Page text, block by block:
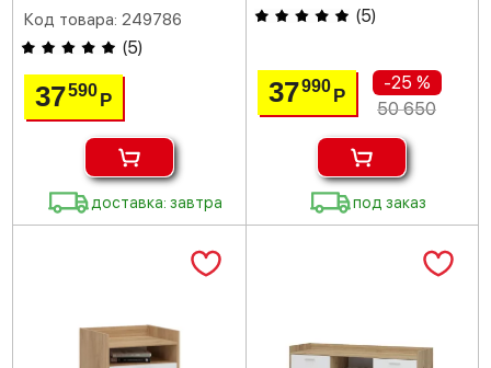
Код товара: 249786
(5)
37590Р
доставка: завтра
(5)
37990 Р
-25 %
50 650
под заказ